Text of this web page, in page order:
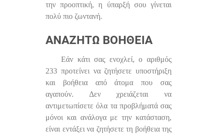
την προοπτική, η ύπαρξή σου γίνεται
πολύ πιο ζωντανή.
ΑΝΑΖΗΤΏ ΒΟΉΘΕΙΑ
Εάν κάτι σας ενοχλεί, ο αριθμός
233 προτείνει να ζητήσετε υποστήριξη
και βοήθεια από άτομα που σας
αγαπούν. Δεν χρειάζεται να
αντιμετωπίσετε όλα τα προβλήματά σας
μόνοι και ανάλογα με την κατάσταση,
είναι εντάξει να ζητήσετε τη βοήθεια της